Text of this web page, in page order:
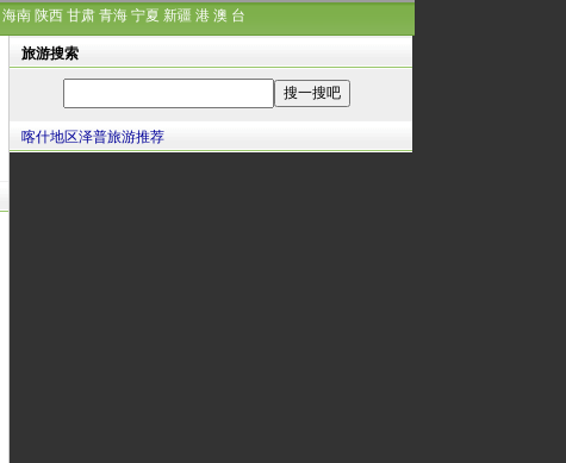
海南 陕西 甘肃 青海 宁夏 新疆 港 澳 台
旅游搜索
喀什地区泽普旅游推荐